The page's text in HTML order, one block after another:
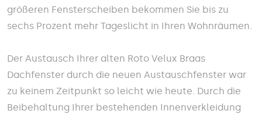
größeren Fensterscheiben bekommen Sie bis zu
sechs Prozent mehr Tageslicht in Ihren Wohnräumen.
Der Austausch Ihrer alten Roto Velux Braas
Dachfenster durch die neuen Austauschfenster war
zu keinem Zeitpunkt so leicht wie heute. Durch die
Beibehaltung Ihrer bestehenden Innenverkleidung